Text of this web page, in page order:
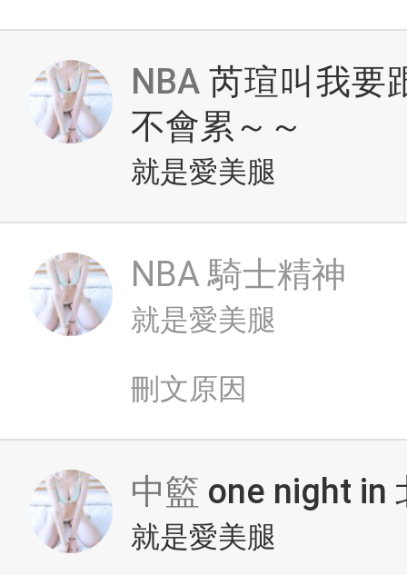
NBA 芮瑄叫我要
不會累～～
就是愛美腿
NBA 騎士精神
就是愛美腿
刪文原因
中籃 one night in
就是愛美腿